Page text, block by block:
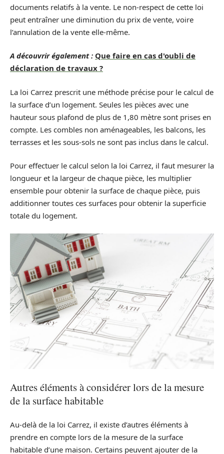
documents relatifs à la vente. Le non-respect de cette loi
peut entraîner une diminution du prix de vente, voire
l’annulation de la vente elle-même.
A découvrir également : Que faire en cas d'oubli de
déclaration de travaux ?
La loi Carrez prescrit une méthode précise pour le calcul de
la surface d’un logement. Seules les pièces avec une
hauteur sous plafond de plus de 1,80 mètre sont prises en
compte. Les combles non aménageables, les balcons, les
terrasses et les sous-sols ne sont pas inclus dans le calcul.
Pour effectuer le calcul selon la loi Carrez, il faut mesurer la
longueur et la largeur de chaque pièce, les multiplier
ensemble pour obtenir la surface de chaque pièce, puis
additionner toutes ces surfaces pour obtenir la superficie
totale du logement.
Autres éléments à considérer lors de la mesure
de la surface habitable
Au-delà de la loi Carrez, il existe d’autres éléments à
prendre en compte lors de la mesure de la surface
habitable d’une maison. Certains peuvent ajouter de la